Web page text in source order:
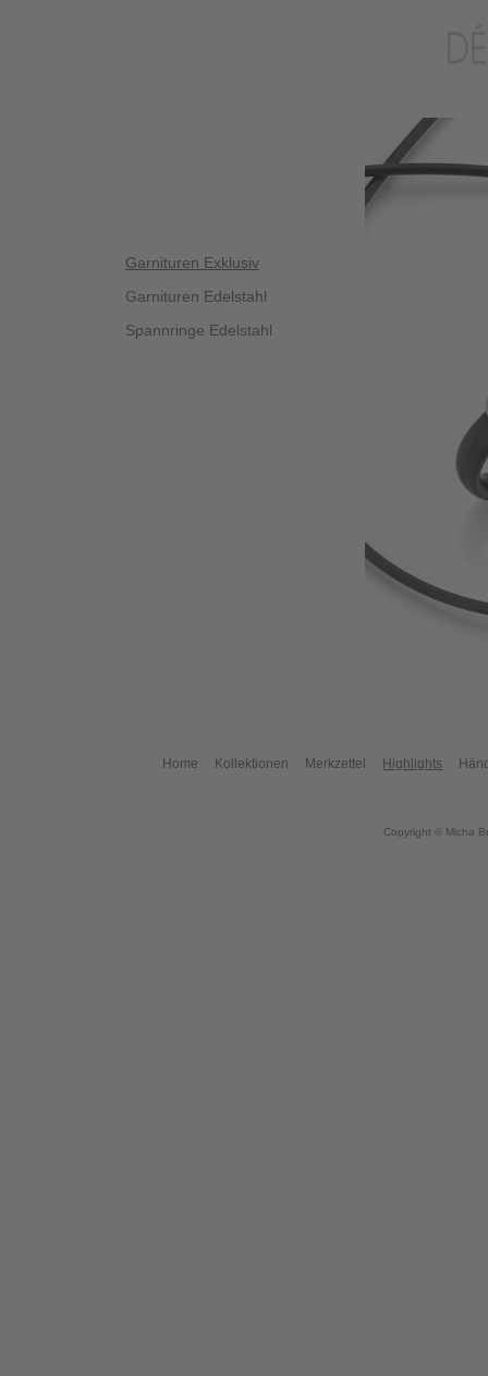
Garnituren Exklusiv
Garnituren Edelstahl
Spannringe Edelstahl
Home Kollektionen Merkzettel Highlights
Copyright © Micha